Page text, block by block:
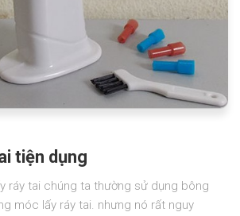
tiện dụng
ráy tai chúng ta thường sử dụng bông
móc lấy ráy tai. nhưng nó rất nguy